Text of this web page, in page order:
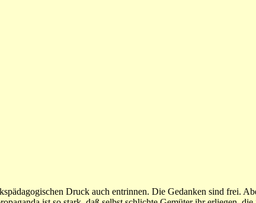
Druck auch entrinnen. Die Gedanken sind frei.